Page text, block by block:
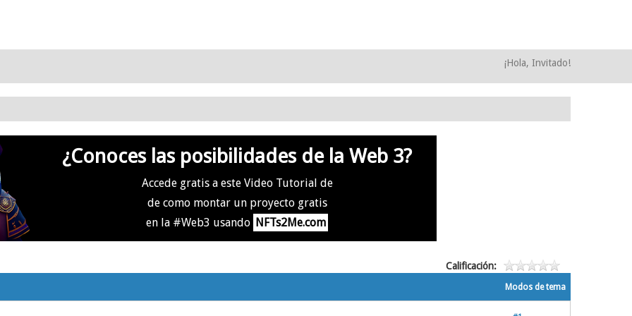
¡Hola, Invitado!
¿Conoces las posibilidades de la Web 3?
Accede gratis a este Video Tutorial de
de como montar un proyecto gratis
en la #Web3 usando NFTs2Me.com
Calificación:
Modos de tema